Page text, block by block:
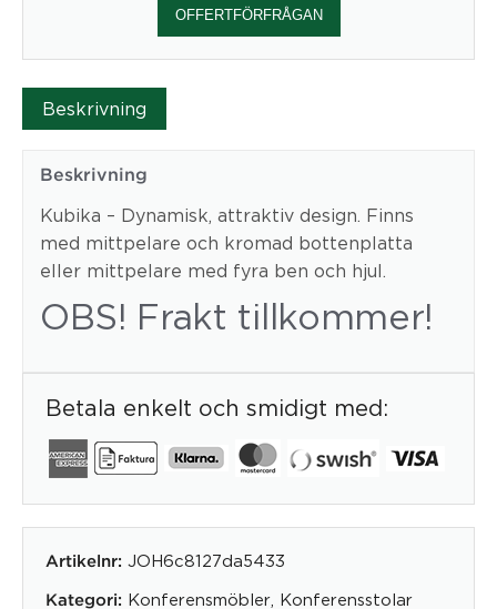
OFFERTFÖRFRÅGAN
Beskrivning
Beskrivning
Kubika – Dynamisk, attraktiv design. Finns
med mittpelare och kromad bottenplatta
eller mittpelare med fyra ben och hjul.
OBS! Frakt tillkommer!
Betala enkelt och smidigt med:
Artikelnr: JOH6c8127da5433
Kategori: Konferensmöbler Konferensstolar